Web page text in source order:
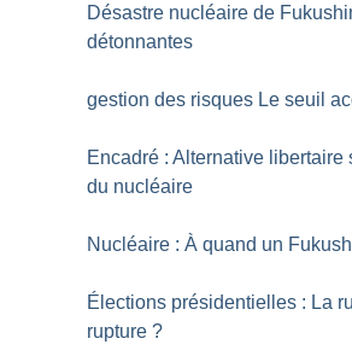
Désastre nucléaire de
détonnantes
gestion des risques Le seuil
Encadré : Alternative libertaire
du nucléaire
Nucléaire : À quand un
Élections présidentielles : La
rupture ?